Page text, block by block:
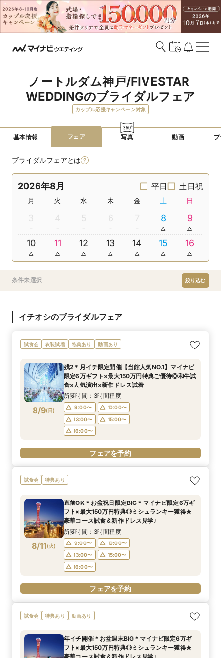
ノートルダム神戸/FIVESTAR
WEDDINGのブライダルフェア
カップル応援キャンペーン対象
基本情報 フェア 写真 動画
ブライダルフェアとは
2026年8月 平日 土日祝
月 火 水 木 金 土 日
3 4 5 6 7 8 9
10 11 12 13 14 15 16
条件未選択 絞り込む
イチオシのブライダルフェア
試食会 衣装試着 特典あり 動画あり
8/9(日)
残2＊月イチ限定開催【当館人気NO.1】マイナビ
限定6万ギフト×最大150万円特典ご優待◎和牛試
食×人気演出×新作ドレス試着
所要時間：3時間程度
9:00〜
10:00〜
13:00〜
15:00〜
16:00〜
フェアを予約
試食会 特典あり
8/11(火)
直前OK＊お盆祝日限定BIG＊マイナビ限定6万ギ
フト×最大150万円特典◎ミシュランキー獲得★
豪華コース試食＆新作ドレス見学♪
所要時間：3時間程度
9:00〜
10:00〜
13:00〜
15:00〜
16:00〜
フェアを予約
試食会 特典あり 動画あり
年イチ開催＊お盆週末BIG＊マイナビ限定6万ギ
フト×最大150万円特典◎ミシュランキー獲得★
豪華コース試食＆新作ドレス見学♪